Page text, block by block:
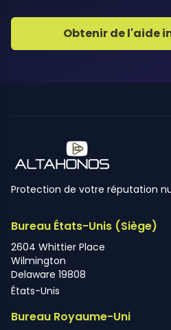
Obtenir de l'aide
Protection de votre réputation
Bureau États-Unis (Siège)
2604 Whittier Place
Wilmington
Delaware 19808
États-Unis
Bureau Royaume-Uni